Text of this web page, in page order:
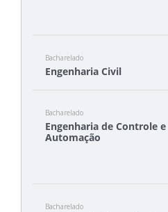
Bacharelado
Engenharia Civil
Bacharelado
Engenharia de Controle e
Automação
Bacharelado